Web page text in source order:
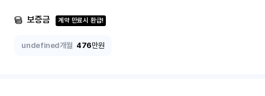
보증금 계약 만료시 환급!
undefined개월 476만원